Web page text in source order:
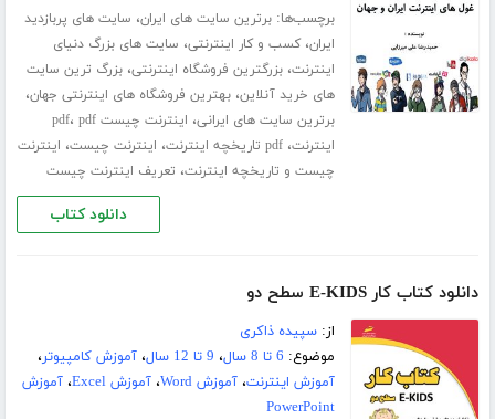
برچسب‌ها:برترین سایت های ایران، سایت های پربازدید
ایران،کسب و کار اینترنتی، سایت های بزرگ دنیای
اینترنت،بزرگترین فروشگاه اینترنتی،بزرگ ترین سایت
های خرید آنلاین،بهترین فروشگاه های اینترنتی جهان،
برترین سایت های ایرانی، اینترنت چیست pdf ، pdf
اینترنت،pdf تاریخچه اینترنت ، اینترنت چیست، اینترنت
چیست و تاریخچه اینترنت، تعریف اینترنت چیست
دانلود کتاب
دانلود کتاب کار E-KIDS سطح دو
از:سپیده ذاکری
موضوع: 6 تا 8 سال ، 9 تا 12 سال ،آموزش کامپیوتر،
آموزش اینترنت،آموزش Word ،آموزش Excel ،آموزش
PowerPoint